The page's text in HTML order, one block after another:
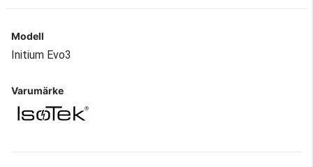
Modell
Initium Evo3
Varumärke